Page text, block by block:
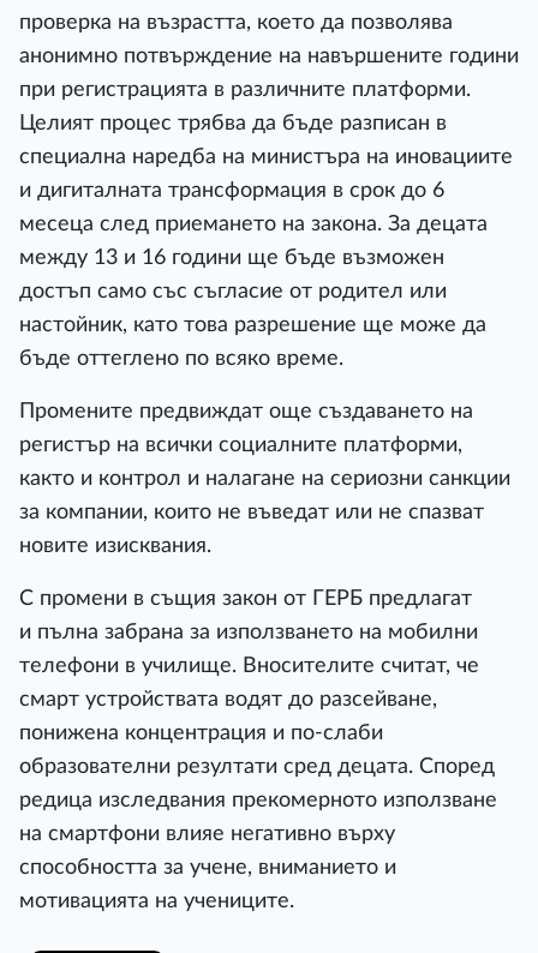
проверка на възрастта, което да позволява
анонимно потвърждение на навършените години
при регистрацията в различните платформи.
Целият процес трябва да бъде разписан в
специална наредба на министъра на иновациите
и дигиталната трансформация в срок до 6
месеца след приемането на закона. За децата
между 13 и 16 години ще бъде възможен
достъп само със съгласие от родител или
настойник, като това разрешение ще може да
бъде оттеглено по всяко време.
Промените предвиждат още създаването на
регистър на всички социалните платформи,
както и контрол и налагане на сериозни санкции
за компании, които не въведат или не спазват
новите изисквания.
С промени в същия закон от ГЕРБ предлагат
и пълна забрана за използването на мобилни
телефони в училище. Вносителите считат, че
смарт устройствата водят до разсейване,
понижена концентрация и по-слаби
образователни резултати сред децата. Според
редица изследвания прекомерното използване
на смартфони влияе негативно върху
способността за учене, вниманието и
мотивацията на учениците.